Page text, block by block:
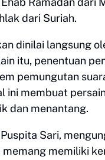
dari Suriah.
dinilai langsung
itu, penentuan
pemungutan
ini membuat
dan menantang.
Sari,
memiliki